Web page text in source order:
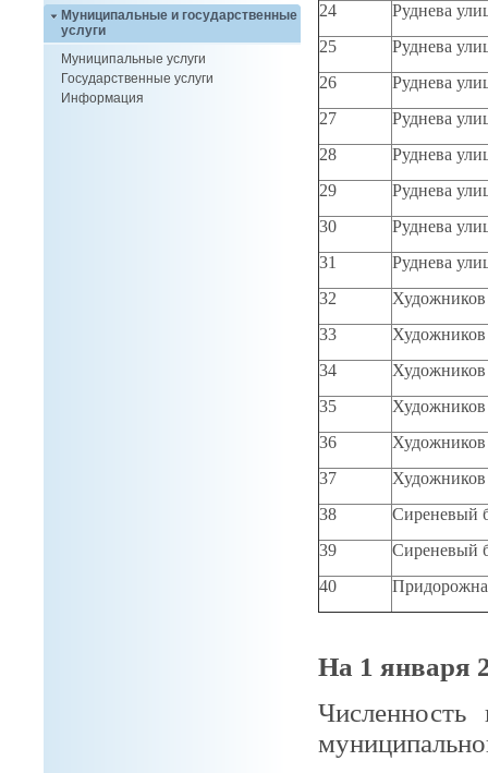
Муниципальные и государственные
услуги
Муниципальные услуги
Государственные услуги
Информация
24
Руднева
25
Руднева
26
Руднева
27
Руднева
28
Руднева
29
Руднева
30
Руднева
31
Руднева
32
Художников
33
Художников
34
Художников
35
Художников
36
Художников
37
Художников
38
Сиреневый
39
Сиреневый
40
На 1 января